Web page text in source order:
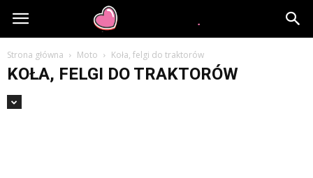
larobes.pl
Strona główna Moto Koła, felgi do traktorów
KOŁA, FELGI DO TRAKTORÓW